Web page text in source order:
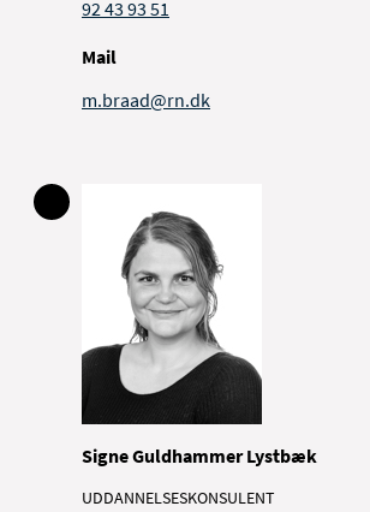
92 43 93 51
Mail
m.braad@rn.dk
Signe Guldhammer Lystbæk
UDDANNELSESKONSULENT